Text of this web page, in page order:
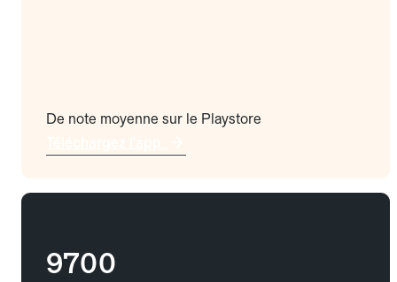
De note moyenne sur le Playstore
9700